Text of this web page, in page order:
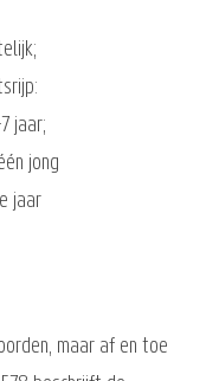
jaar;
jong
jaar
maar af en toe